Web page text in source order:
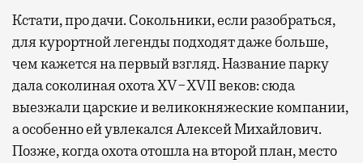
Кстати, про дачи. Сокольники, если разобраться,
для курортной легенды подходят даже больше,
чем кажется на первый взгляд. Название парку
дала соколиная охота XV−XVII веков: сюда
выезжали царские и великокняжеские компании,
а особенно ей увлекался Алексей Михайлович.
Позже, когда охота отошла на второй план, место